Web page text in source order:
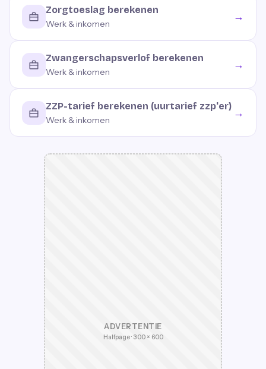
Zorgtoeslag berekenen
Werk & inkomen
→
Zwangerschapsverlof berekenen
Werk & inkomen
→
ZZP-tarief berekenen (uurtarief zzp'er)
Werk & inkomen
→
ADVERTENTIE
Halfpage · 300 × 600